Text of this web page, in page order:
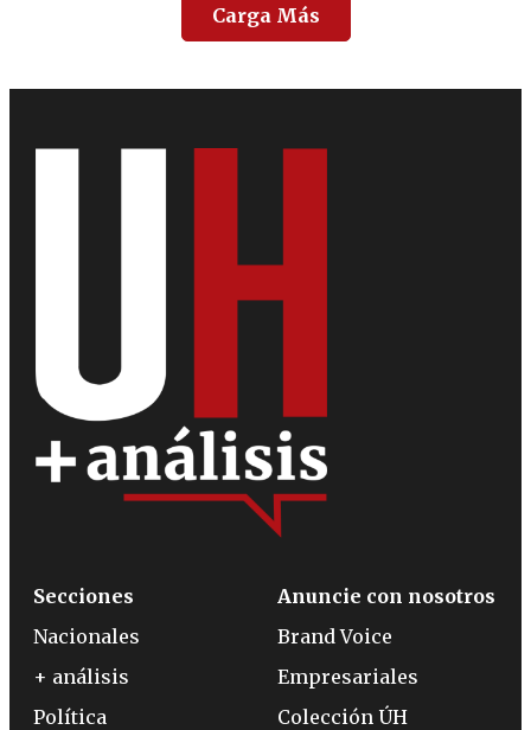
Carga Más
Secciones
Nacionales
+ análisis
Política
Anuncie con nosotros
Brand Voice
Empresariales
Colección ÚH